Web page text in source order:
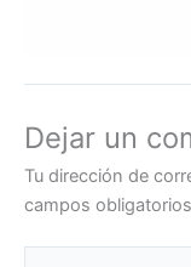
Dejar un
Tu dirección de
campos